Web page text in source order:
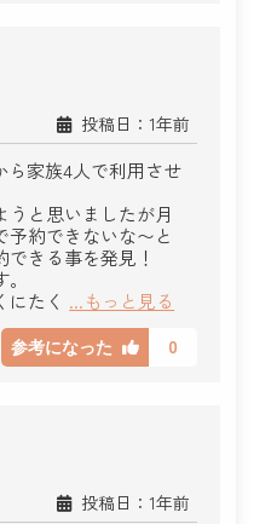
投稿日：1年前
ら家族4人で利用させ
と思いましたが月
予約できないな〜と
きる事を発見！
にたく ...もっと見る
参考になった 0
投稿日：1年前